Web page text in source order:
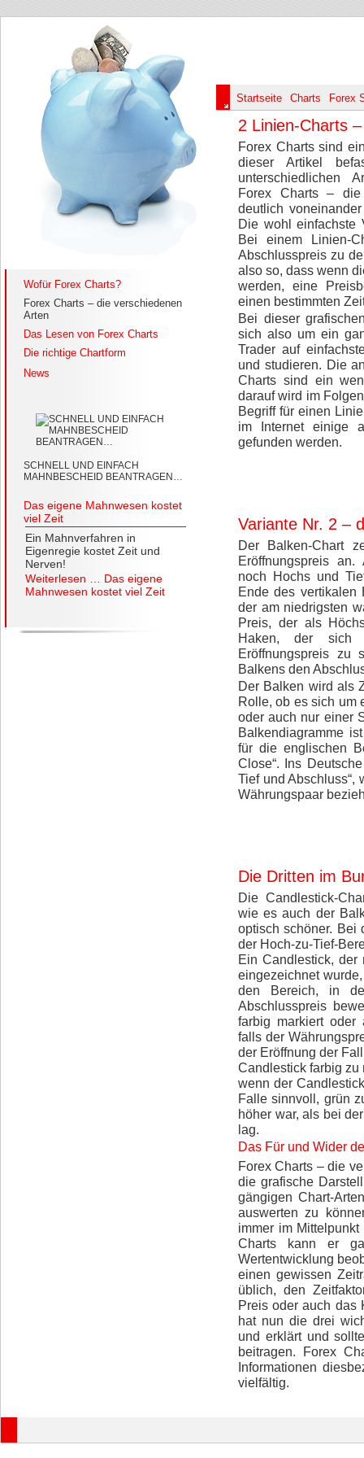
2 Linien-Charts
Forex Charts sind
dieser Artikel
unterschiedlichen
Forex Charts – die
deutlich
Die wohl einfachste
Bei einem Linien-
Abschlusspreis zu
also so, dass wenn
werden, eine
einen bestimmten
Bei dieser
sich also um ein
Trader auf
und studieren. Die
Charts sind ein
darauf wird im
Begriff für einen
im Internet einige
gefunden werden.
Variante Nr. 2 –
Der Balken-Chart
Eröffnungspreis
noch Hochs und
Ende des vertikalen
der am niedrigsten
Preis, der als
Haken, der sich
Eröffnungspreis zu
Balkens den
Der Balken wird als
Rolle, ob es sich um
oder auch nur einer
Balkendiagramme
für die englischen
Close“. Ins
Tief und
Währungspaar
Die Dritten im
Die Candlestick-
wie es auch der
optisch schöner. Bei
der Hoch-zu-Tief-
Ein Candlestick,
eingezeichnet
den Bereich, in
Abschlusspreis
farbig markiert oder
falls der
der Eröffnung der
Candlestick farbig zu
wenn der
Falle sinnvoll, grün
höher war, als bei
lag.
Das Für und Wider
Forex Charts – die
die grafische
gängigen Chart-
auswerten zu
immer im
Charts kann er
Wertentwicklung
einen gewissen
üblich, den
Preis oder auch das
hat nun die drei
und erklärt und
beitragen. Forex
Informationen
vielfältig.
Wofür Forex Charts?
Forex Charts – die verschiedenen
Arten
Das Lesen von Forex Charts
Die richtige Chartform
News
SCHNELL UND EINFACH
MAHNBESCHEID BEANTRAGEN…
Das eigene Mahnwesen kostet
viel Zeit
Ein Mahnverfahren in
Eigenregie kostet Zeit und
Nerven!
Weiterlesen … Das eigene
Mahnwesen kostet viel Zeit
Startseite Charts Forex